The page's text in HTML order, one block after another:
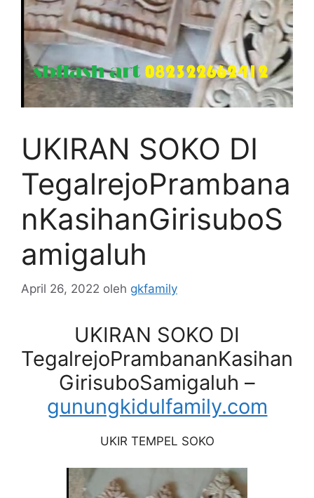
UKIRAN SOKO DI
TegalrejoPrambana
nKasihanGirisuboS
amigaluh
April 26, 2022 oleh gkfamily
UKIRAN SOKO DI
TegalrejoPrambananKasihan
GirisuboSamigaluh –
gunungkidulfamily.com
UKIR TEMPEL SOKO